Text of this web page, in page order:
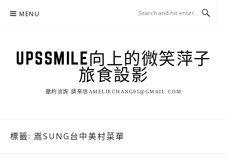
MENU
UPSSMILE向上的微笑萍子
旅食設影
邀約洽詢 請來信AMELIECHANG05@GMAIL.COM
標籤: 嵩SUNG台中美村菜單